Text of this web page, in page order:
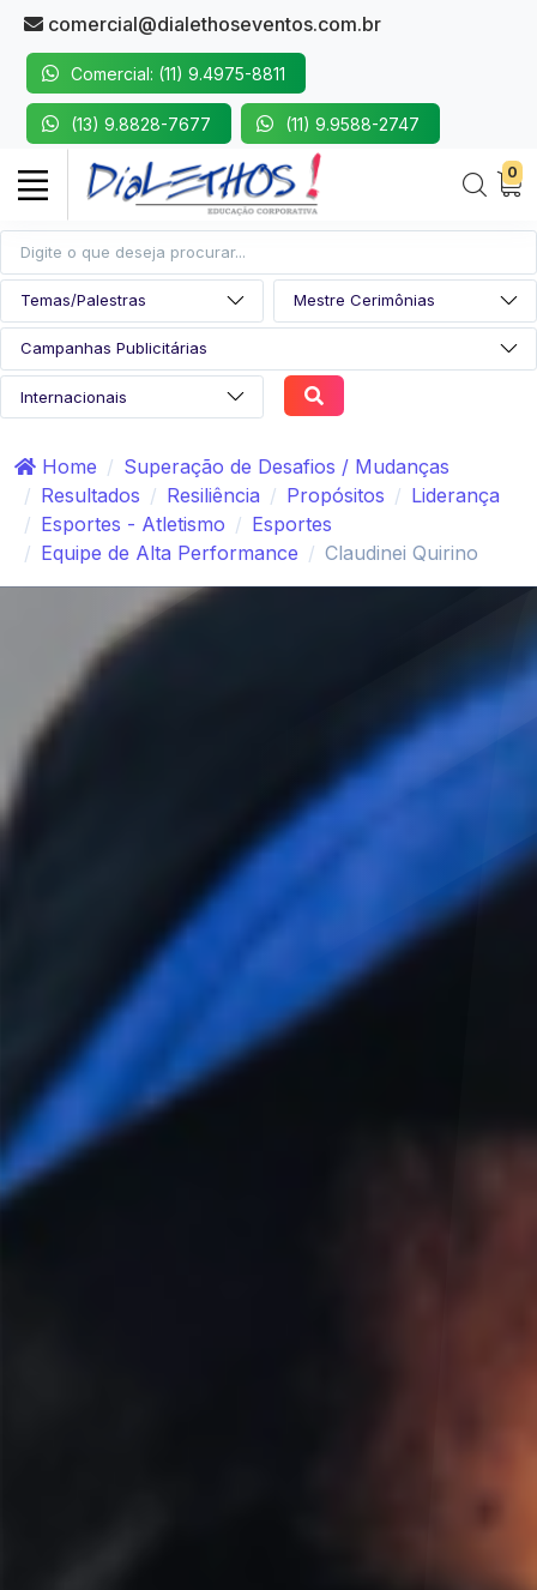
comercial@dialethoseventos.com.br
Comercial: (11) 9.4975-8811
(13) 9.8828-7677 (11) 9.9588-2747
0
Home
Superação de Desafios / Mudanças
Resultados
Resiliência Propósitos
Liderança
Esportes - Atletismo
Esportes
Equipe de Alta Performance
Claudinei Quirino